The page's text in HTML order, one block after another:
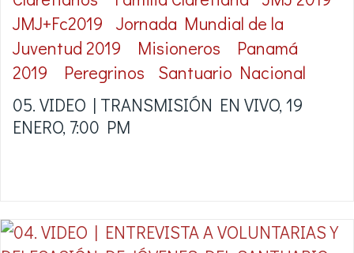
JMJ+Fc2019
Jornada Mundial de la
Juventud 2019
Misioneros
Panamá
2019
Peregrinos
Santuario Nacional
05. VIDEO | TRANSMISIÓN EN VIVO, 19
ENERO, 7:00 PM